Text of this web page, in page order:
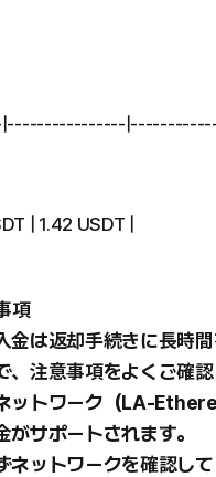
| 1.42 USDT |
項
金は返却手続きに長時
、注意事項をよくご確
ットワーク（LA-
がサポートされます。
ネットワークを確認し